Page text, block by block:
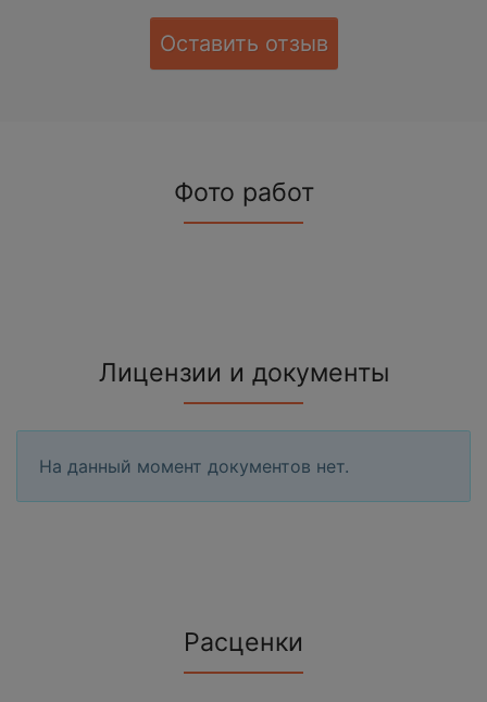
Оставить отзыв
Фото работ
Лицензии и документы
На данный момент документов нет.
Расценки